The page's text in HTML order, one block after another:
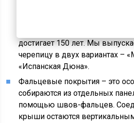
хрупкости. Такие кровли
достигает 150 лет. Мы
черепицу в двух вариантах –
«Испанская Дюна».
Фальцевые покрытия – это
собираются из отдельных
помощью швов-фальцев.
крыши остаются